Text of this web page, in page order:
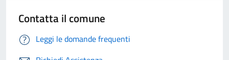
Contatta il comune
Leggi le domande frequenti